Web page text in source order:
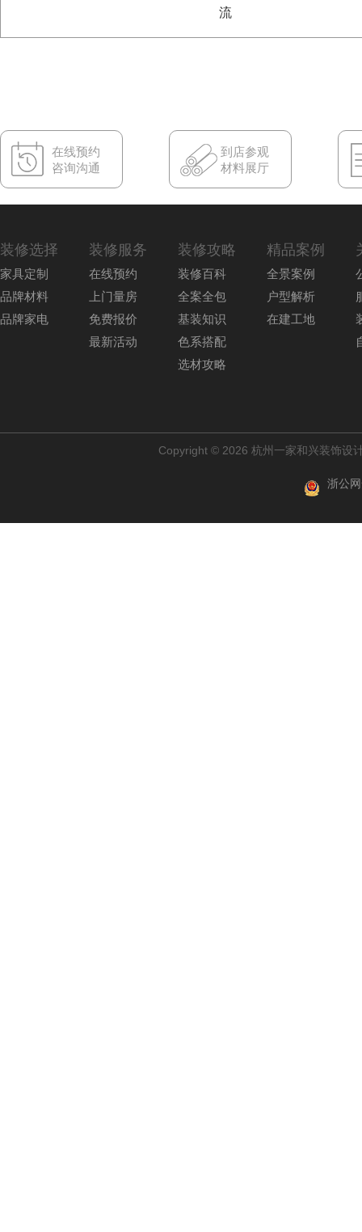
流
在线预约
咨询沟通
到店参观
材料展厅
装修选择
家具定制
品牌材料
品牌家电
装修服务
在线预约
上门量房
免费报价
最新活动
装修攻略
装修百科
全案全包
基装知识
色系搭配
选材攻略
精品案例
全景案例
户型解析
在建工地
Copyright © 2026 杭州一家和兴装饰设
浙公